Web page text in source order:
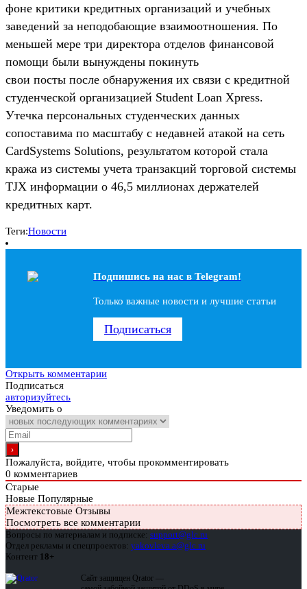
фоне критики кредитных организаций и учебных
заведений за неподобающие взаимоотношения. По
меньшей мере три директора отделов финансовой
помощи были вынуждены покинуть
свои посты после обнаружения их связи с кредитной
студенческой организацией Student Loan Xpress.
Утечка персональных студенческих данных
сопоставима по масштабу с недавней атакой на сеть
CardSystems Solutions, результатом которой стала
кража из системы учета транзакций торговой системы
TJX информации о 46,5 миллионах держателей
кредитных карт.
Теги:Новости
Подпишись на наc в Telegram!
Только важные новости и лучшие статьи
Подписаться
Открыть комментарии
Подписаться
авторизуйтесь
Уведомить о
Пожалуйста, войдите, чтобы прокомментировать
0 комментариев
Старые
Новые Популярные
Межтекстовые Отзывы
Посмотреть все комментарии
Вопросы по материалам и подписке: support@glc.ru
Отдел рекламы и спецпроектов: yakovleva.a@glc.ru
Контент 18+
Сайт защищен Qrator —